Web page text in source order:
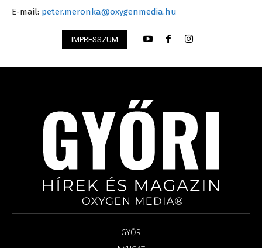
E-mail: peter.meronka@oxygenmedia.hu
IMPRESSZUM
GYŐR